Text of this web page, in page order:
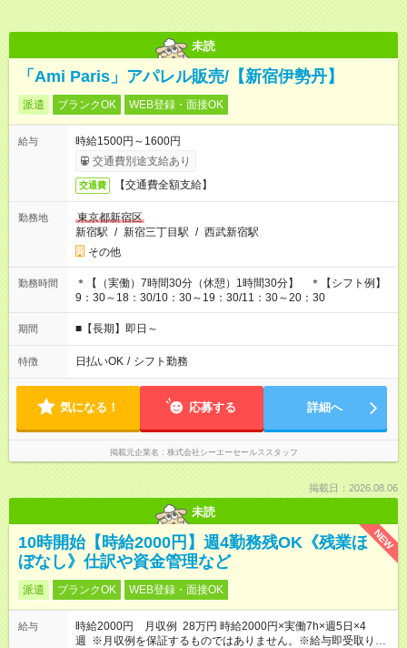
未読
「Ami Paris」アパレル販売/【新宿伊勢丹】
派遣 ブランクOK WEB登録・面接OK
給与
時給1500円～1600円
交通費別途支給あり
交通費 【交通費全額支給】
勤務地
東京都新宿区
新宿駅 / 新宿三丁目駅 / 西武新宿駅
その他
勤務時間
＊【（実働）7時間30分（休憩）1時間30分】 ＊【シフト例】
9：30～18：30/10：30～19：30/11：30～20：30
期間 ■【長期】即日～
特徴 日払いOK / シフト勤務
気になる！ 応募する 詳細へ
掲載元企業名 株式会社シーエーセールススタッフ
掲載日：2026.08.06
未読
NEW
10時開始【時給2000円】週4勤務残OK《残業ほ
ぼなし》仕訳や資金管理など
派遣 ブランクOK WEB登録・面接OK
給与
時給2000円 月収例 28万円 時給2000円×実働7h×週5日×4
週 ※月収例を保証するものではありません。※給与即受取りサ